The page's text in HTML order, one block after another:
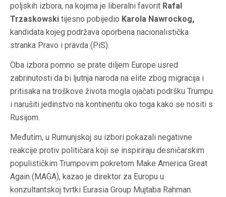
poljskih izbora, na kojima je liberalni favorit Rafal
Trzaskowski tijesno pobijedio Karola Nawrockog,
kandidata kojeg podržava oporbena nacionalistička
stranka Pravo i pravda (PiS).
Oba izbora pomno se prate diljem Europe usred
zabrinutosti da bi ljutnja naroda na elite zbog migracija i
pritisaka na troškove života mogla ojačati podršku Trumpu
i narušiti jedinstvo na kontinentu oko toga kako se nositi s
Rusijom.
Međutim, u Rumunjskoj su izbori pokazali negativne
reakcije protiv političara koji se inspiriraju desničarskim
populističkim Trumpovim pokretom Make America Great
Again (MAGA), kazao je direktor za Europu u
konzultantskoj tvrtki Eurasia Group Mujtaba Rahman.